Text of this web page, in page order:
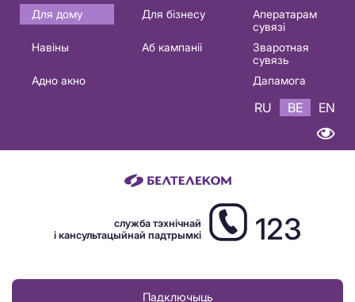
Основная
навигация
Для дому Для бізнесу
Аператарам
сувязі
Навіны
Аб кампаніі
Зваротная
сувязь
Адно акно
Дапамога
RU BE EN
служба тэхнічнай
і кансультацыйнай падтрымкі
123
Падключыць